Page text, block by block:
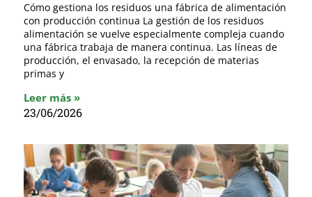
Cómo gestiona los residuos una fábrica de alimentación
con producción continua La gestión de los residuos
alimentación se vuelve especialmente compleja cuando
una fábrica trabaja de manera continua. Las líneas de
producción, el envasado, la recepción de materias
primas y
Leer más »
23/06/2026